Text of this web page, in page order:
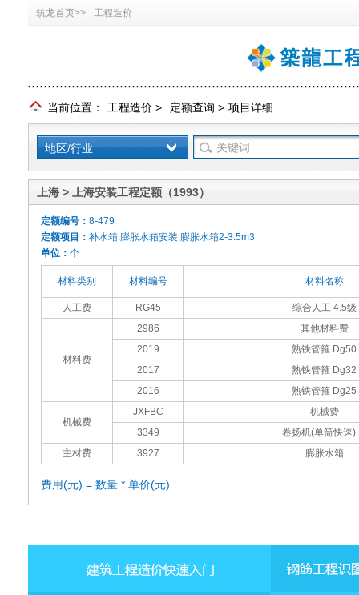
筑龙首页>> 工程造价
当前位置： 工程造价 > 定额查询 > 项目详细
地区/行业
上海 > 上海安装工程定额（1993）
定额编号： 8-479
定额项目： 补水箱.膨胀水箱安装 膨胀水箱2-3.5m3
单位： 个
材料类别 材料编号 材料名称
人工费 RG45 综合人工 4.5级
材料费
2986
其他材料费
2019
熟铁管箍 Dg50
2017
熟铁管箍 Dg32
2016
熟铁管箍 Dg25
机械费
JXFBC
机械费
3349
卷扬机(单筒快速)
主材费
3927 膨胀水箱
费用(元) = 数量 * 单价(元)